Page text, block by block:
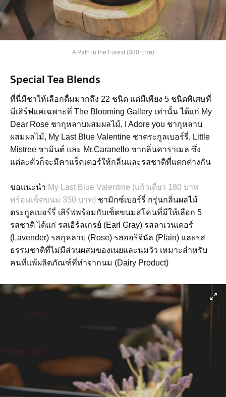
A Path in the Forest (380 บาท)
Special Tea Blends
ที่นี่มีชาให้เลือกดื่มมากถึง 22 ชนิด แต่มีเพียง 5 ชนิดพิเศษที่
มีเสิร์ฟแค่เฉพาะที่ The Blooming Gallery เท่านั้น ได้แก่ My
Dear Rose ชากุหลาบผสมผลไม้, I Adore you ชากุหลาบ
ผสมผลไม้, My Last Blue Valentine ชาตระกูลเบอร์รี่, Little
Mistree ชามินต์ และ Mr.Caranello ชากลิ่นคาราเมล ซึ่ง
แต่ละตัวก็จะมีคาแร็คเตอร์ให้กลิ่นและรสชาติที่แตกต่างกัน
ขอแนะนำ My Last Blue Valentine (แก้วเดี่ยว 180 บาท
พร้อมเซ็ตขนม 350 บาท) ชามิกซ์เบอร์รี่ กรุ่นกลิ่นผลไม้
ตระกูลเบอร์รี่ เสิร์ฟพร้อมกับเซ็ตขนมสโคนที่มีให้เลือก 5
รสชาติ ได้แก่ รสเอิร์ลเกรย์ (Earl Gray) รสลาเวนเดอร์
(Lavender) รสกุหลาบ (Rose) รสออริจินัล (Plain) และรส
ธรรมชาติที่ไม่มีส่วนผสมของเนยและนมวัว เหมาะสำหรับ
คนที่แพ้ผลิตภัณฑ์ที่ทำจากนม (Dairy Product)